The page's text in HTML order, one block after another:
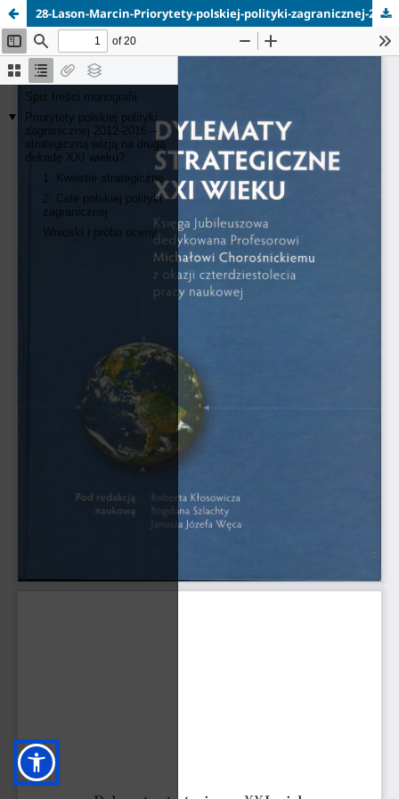
28-Lason-Marcin-Priorytety-polskiej-polityki-zagranicznej-2012-2016.pdf